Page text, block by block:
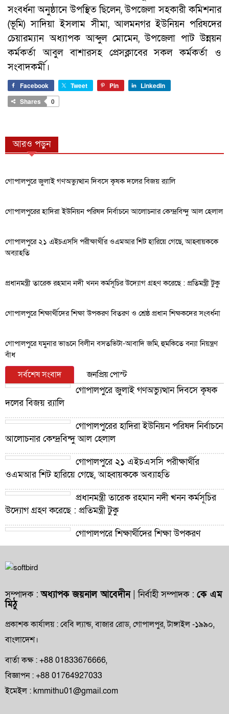
সংবর্ধনা অনুষ্ঠানে উপস্থিত ছিলেন, উপজেলা সহকারী কমিশনার
(ভূমি) সাদিয়া ইসলাম সীমা, আলমনগর ইউনিয়ন পরিষদের
চেয়ারম্যান অধ্যাপক আব্দুল মোমেন, উপজেলা পাট উন্নয়ন
কর্মকর্তা আবুল বাশারসহ প্রেসক্লাবের সকল কর্মকর্তা ও
সংবাদকর্মী।
Facebook Tweet Pin
LinkedIn
Shares
0
আরও পড়ুন
গোপালপুরে জুলাই গণঅভ্যুত্থান দিবসে কৃষক দলের বিজয় র‍্যালি
গোপালপুরের হাদিরা ইউনিয়ন পরিষদ নির্বাচনে আলোচনার কেন্দ্রবিন্দু আল হেলাল
গোপালপুরে ২১ এইচএসসি পরীক্ষার্থীর ওএমআর শিট হারিয়ে গেছে, আহ্বায়ককে
অব্যাহতি
প্রধানমন্ত্রী তারেক রহমান নদী খনন কর্মসূচির উদ্যোগ গ্রহণ করেছে : প্রতিমন্ত্রী টুকু
গোপালপুরে শিক্ষার্থীদের শিক্ষা উপকরণ বিতরণ ও শ্রেষ্ঠ প্রধান শিক্ষকদের সংবর্ধনা
গোপালপুরে যমুনার ভাঙনে বিলীন বসতভিটা-আবাদি জমি, হুমকিতে বন্যা নিয়ন্ত্রণ
বাঁধ
সর্বশেষ সংবাদ জনপ্রিয় পোস্ট
গোপালপুরে জুলাই গণঅভ্যুত্থান দিবসে কৃষক
দলের বিজয় র‍্যালি
গোপালপুরের হাদিরা ইউনিয়ন পরিষদ নির্বাচনে
আলোচনার কেন্দ্রবিন্দু আল হেলাল
গোপালপুরে ২১ এইচএসসি পরীক্ষার্থীর
ওএমআর শিট হারিয়ে গেছে, আহ্বায়ককে অব্যাহতি
প্রধানমন্ত্রী তারেক রহমান নদী খনন কর্মসূচির
উদ্যোগ গ্রহণ করেছে : প্রতিমন্ত্রী টুকু
গোপালপুরে শিক্ষার্থীদের শিক্ষা উপকরণ
বিতরণ ও শ্রেষ্ঠ প্রধান শিক্ষকদের সংবর্ধনা
দুর্নীতি ও অনিয়মের অভিযোগ
অফিসারের বিদায় সংবর্ধনা
গোপালপুর প্রেসক্লাবের সংবাদকর্মীদের সঙ্গে
নবাগত ইউএনও’র মতবিনিময়
সম্পাদক :অধ্যাপক জয়নাল আবেদীন| নির্বাহী সম্পাদক : কে এম
মিঠু
প্রকাশক কার্যালয় : বেবি ল্যান্ড, বাজার রোড, গোপালপুর, টাঙ্গাইল -১৯৯০,
বাংলাদেশ।
বার্তা কক্ষ : +88 01833676666,
বিজ্ঞাপন : +88 01764927033
ইমেইল : kmmithu01@gmail.com